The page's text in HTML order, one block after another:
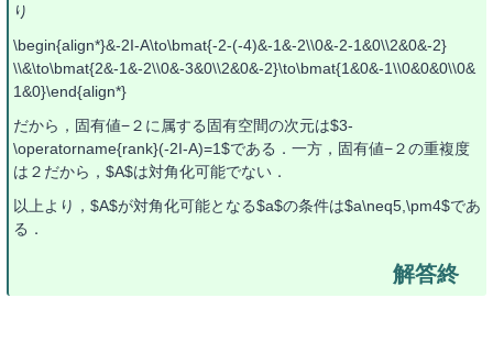
り
\begin{align*}&-2I-A\to\bmat{-2-(-4)&-1&-2\\0&-2-1&0\\2&0&-2}
\\&\to\bmat{2&-1&-2\\0&-3&0\\2&0&-2}\to\bmat{1&0&-1\\0&0&0\\0&
1&0}\end{align*}
だから，固有値−２に属する固有空間の次元は$3-
\operatorname{rank}(-2I-A)=1$である．一方，固有値−２の重複度
は２だから，$A$は対角化可能でない．
以上より，$A$が対角化可能となる$a$の条件は$a\neq5,\pm4$であ
る．